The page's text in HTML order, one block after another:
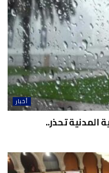
أخبار
المدنية تحذر..